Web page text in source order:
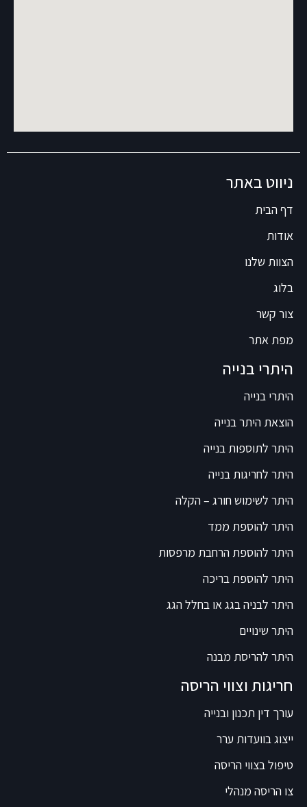
ניווט באתר
דף הבית
אודות
הצוות שלנו
בלוג
צור קשר
מפת אתר
היתרי בנייה
היתרי בנייה
הוצאת היתר בנייה
היתר לתוספות בנייה
היתר לחריגות בנייה
היתר לשימוש חורג – הקלה
היתר להוספת ממד
היתר להוספת הרחבת מרפסות
היתר להוספת בריכה
היתר לבניה בגג או בחלל הגג
היתר שינויים
היתר להריסת מבנה
חריגות וצווי הריסה
עורך דין תכנון ובנייה
ייצוג בוועדות ערר
טיפול בצווי הריסה
צו הריסה מנהלי